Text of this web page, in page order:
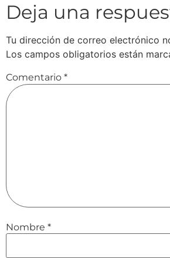
Deja una
Tu dirección de correo electrónico
Los campos obligatorios están
Comentario *
Nombre *